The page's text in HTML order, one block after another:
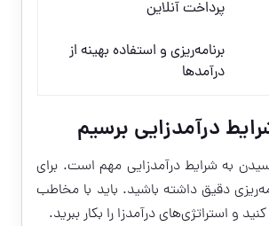
پرداخت آنلاین
برنامه‌ریزی و استفاده بهینه از
درآمدها
درآمدزایی برسیم
رسیدن به شرایط درآمدزایی مهم است. برای
دقیق داشته باشید. باید با مخاطب
و استراتژی‌های درآمدزا را بکار ببرید.